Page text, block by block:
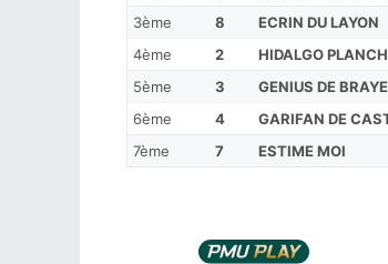
3ème
8 ECRIN DU LAYON
4ème
2 HIDALGO
5ème
3 GENIUS DE BRAYE
6ème
4 GARIFAN DE
7ème
7 ESTIME MOI